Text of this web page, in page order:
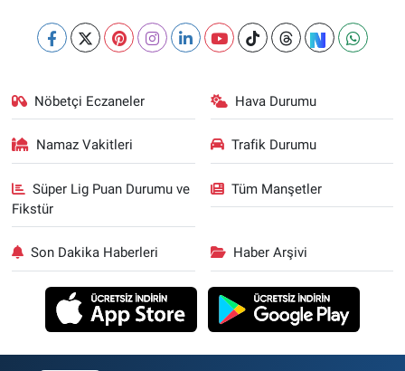
Nöbetçi Eczaneler Hava Durumu
Namaz Vakitleri Trafik Durumu
Süper Lig Puan Durumu ve
Fikstür
Tüm Manşetler
Son Dakika Haberleri Haber Arşivi